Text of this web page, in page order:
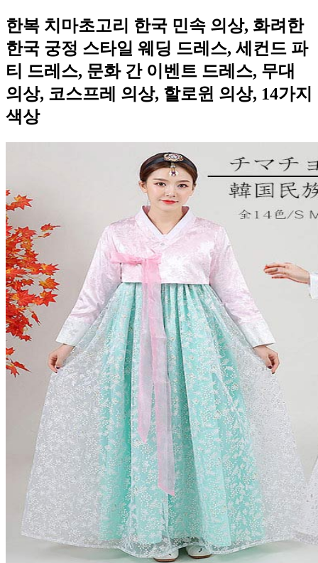
한복 치마초고리 한국 민속 의상, 화려한
한국 궁정 스타일 웨딩 드레스, 세컨드 파
티 드레스, 문화 간 이벤트 드레스, 무대
의상, 코스프레 의상, 할로윈 의상, 14가지
색상